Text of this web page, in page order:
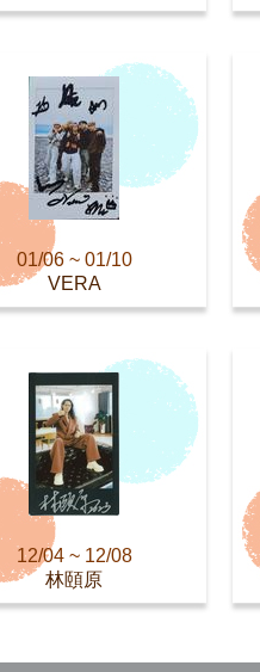
01/06 ~ 01/10
VERA
12/04 ~ 12/08
林頤原